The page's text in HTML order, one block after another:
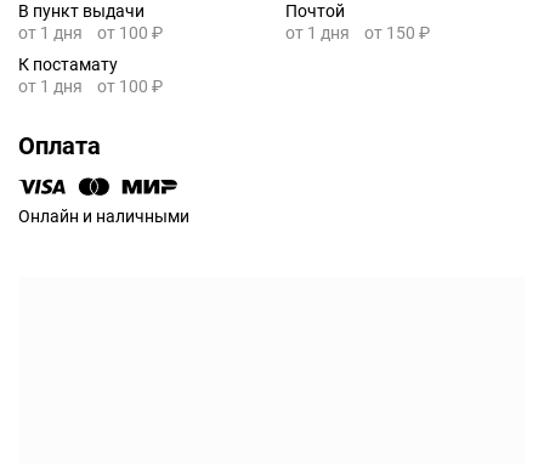
В пункт выдачи
от 1 дня
от 100 ₽
Почтой
от 1 дня
от 150 ₽
К постамату
от 1 дня
от 100 ₽
Оплата
Онлайн и наличными